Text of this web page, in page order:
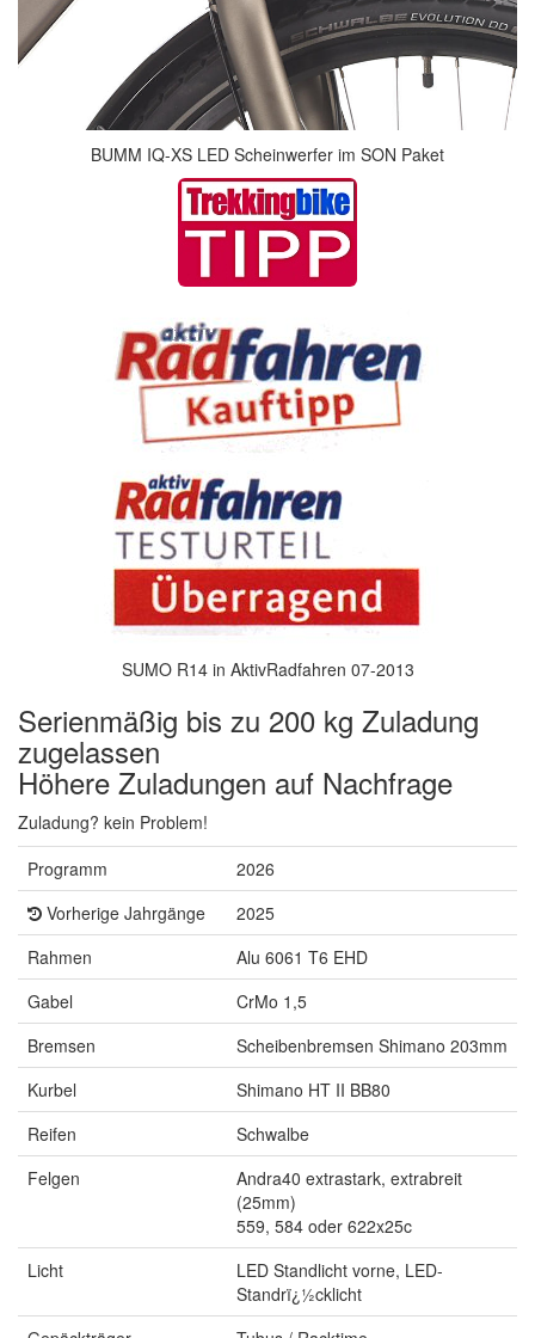
BUMM IQ-XS LED Scheinwerfer im SON Paket
SUMO R14 in AktivRadfahren 07-2013
Serienmäßig bis zu 200 kg Zuladung
zugelassen
Höhere Zuladungen auf Nachfrage
Zuladung? kein Problem!
Programm
2026
Vorherige Jahrgänge
2025
Rahmen
Alu 6061 T6 EHD
Gabel
CrMo 1,5
Bremsen
Scheibenbremsen Shimano 203mm
Kurbel
Shimano HT II BB80
Reifen
Schwalbe
Felgen
Andra40 extrastark, extrabreit
(25mm)
559, 584 oder 622x25c
Licht
LED Standlicht vorne, LED-
Standrï¿½cklicht